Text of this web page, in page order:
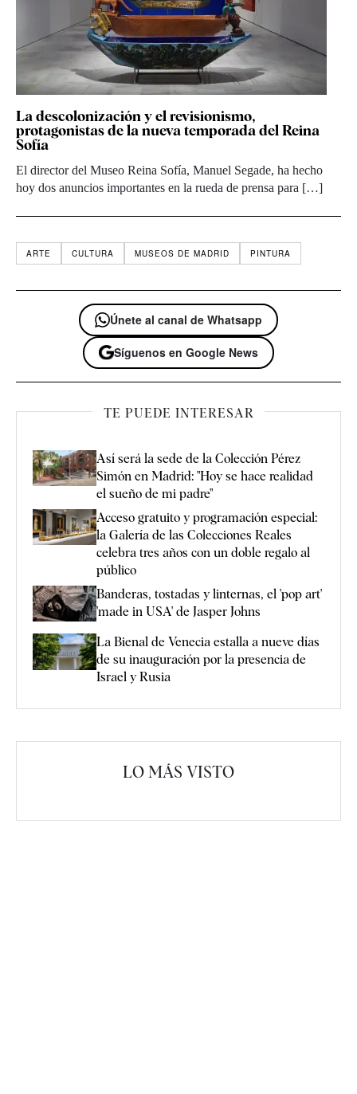
La descolonización y el revisionismo,
protagonistas de la nueva temporada del Reina
Sofía
El director del Museo Reina Sofía, Manuel Segade, ha hecho
hoy dos anuncios importantes en la rueda de prensa para […]
ARTE CULTURA MUSEOS DE MADRID PINTURA
Únete al canal de Whatsapp
Síguenos en Google News
TE PUEDE INTERESAR
Así será la sede de la Colección Pérez
Simón en Madrid: "Hoy se hace realidad
el sueño de mi padre"
Acceso gratuito y programación especial:
la Galería de las Colecciones Reales
celebra tres años con un doble regalo al
público
Banderas, tostadas y linternas, el 'pop art'
'made in USA' de Jasper Johns
La Bienal de Venecia estalla a nueve días
de su inauguración por la presencia de
Israel y Rusia
LO MÁS VISTO